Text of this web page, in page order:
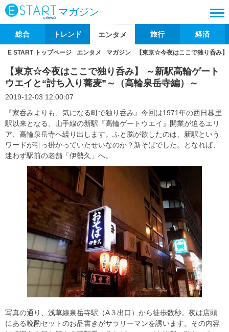
マガジン
総合 トレンド エンタメ 旅行 経済
E START トップページ エンタメ マガジン 【東京☆今夜はここで独り呑み
【東京☆今夜はここで独り呑み】 ～新駅高輪ゲート
ウエイと“討ち入り蕎麦”～（高輪泉岳寺編）～
2019-12-03 12:00:07
『家呑みよりも、気になる町で独り呑み』今回は1971年の西日暮里
駅以来となる、山手線の新駅『高輪ゲートウエイ』開業が迫るエリ
ア、高輪泉岳寺へ繰り出します。ふと脳が欲したのは、新駅という
ワードが引っ掛かっていたせいなのか？新そばでした。となれば、
迷わず駅前の老舗「伊勢久」へ。
写真の通り、浅草線泉岳寺駅（A３出口）から徒歩数秒。夜は店頭
にある晩酌セットのお品書きがサラリーマンを誘います。その内容